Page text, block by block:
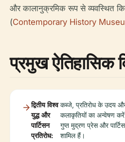
और कालानुक्रमिक रूप से व्यवस्थित
(Contemporary History
प्रमुख ऐतिहासिक
द्वितीय विश्व
युद्ध और
पार्टिसन
प्रतिरोध:
कब्जे, प्रतिरोध के उदय
कलाकृतियों का अन्वेषण करें।
गुप्त मुद्रण प्रेस और
शामिल हैं।